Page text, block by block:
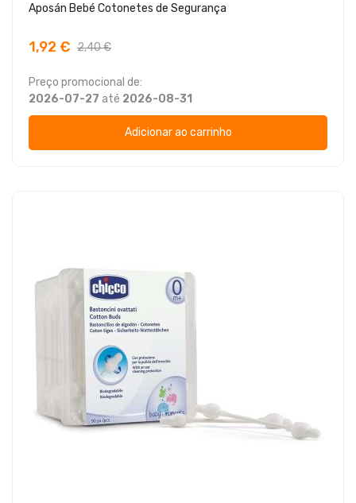
Aposán Bebé Cotonetes de Segurança
1,92 € 2,40 €
Preço promocional de:
2026-07-27 até 2026-08-31
Adicionar ao carrinho